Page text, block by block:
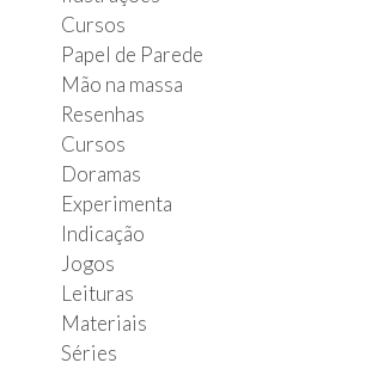
Cursos
Papel de Parede
Mão na massa
Resenhas
Cursos
Doramas
Experimenta
Indicação
Jogos
Leituras
Materiais
Séries